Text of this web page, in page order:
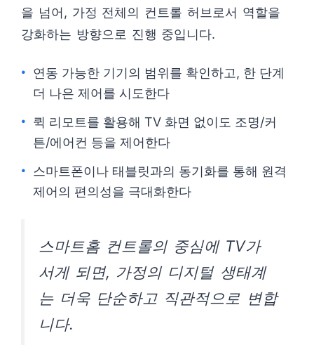
을 넘어, 가정 전체의 컨트롤 허브로서 역할을
강화하는 방향으로 진행 중입니다.
연동 가능한 기기의 범위를 확인하고, 한 단계
더 나은 제어를 시도한다
퀵 리모트를 활용해 TV 화면 없이도 조명/커
튼/에어컨 등을 제어한다
스마트폰이나 태블릿과의 동기화를 통해 원격
제어의 편의성을 극대화한다
스마트홈 컨트롤의 중심에 TV가
서게 되면, 가정의 디지털 생태계
는 더욱 단순하고 직관적으로 변합
니다.